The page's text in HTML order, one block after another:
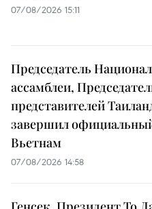
07/08/2026 15:11
Председатель
ассамблеи,
представителей
завершил
Вьетнам
07/08/2026 14:58